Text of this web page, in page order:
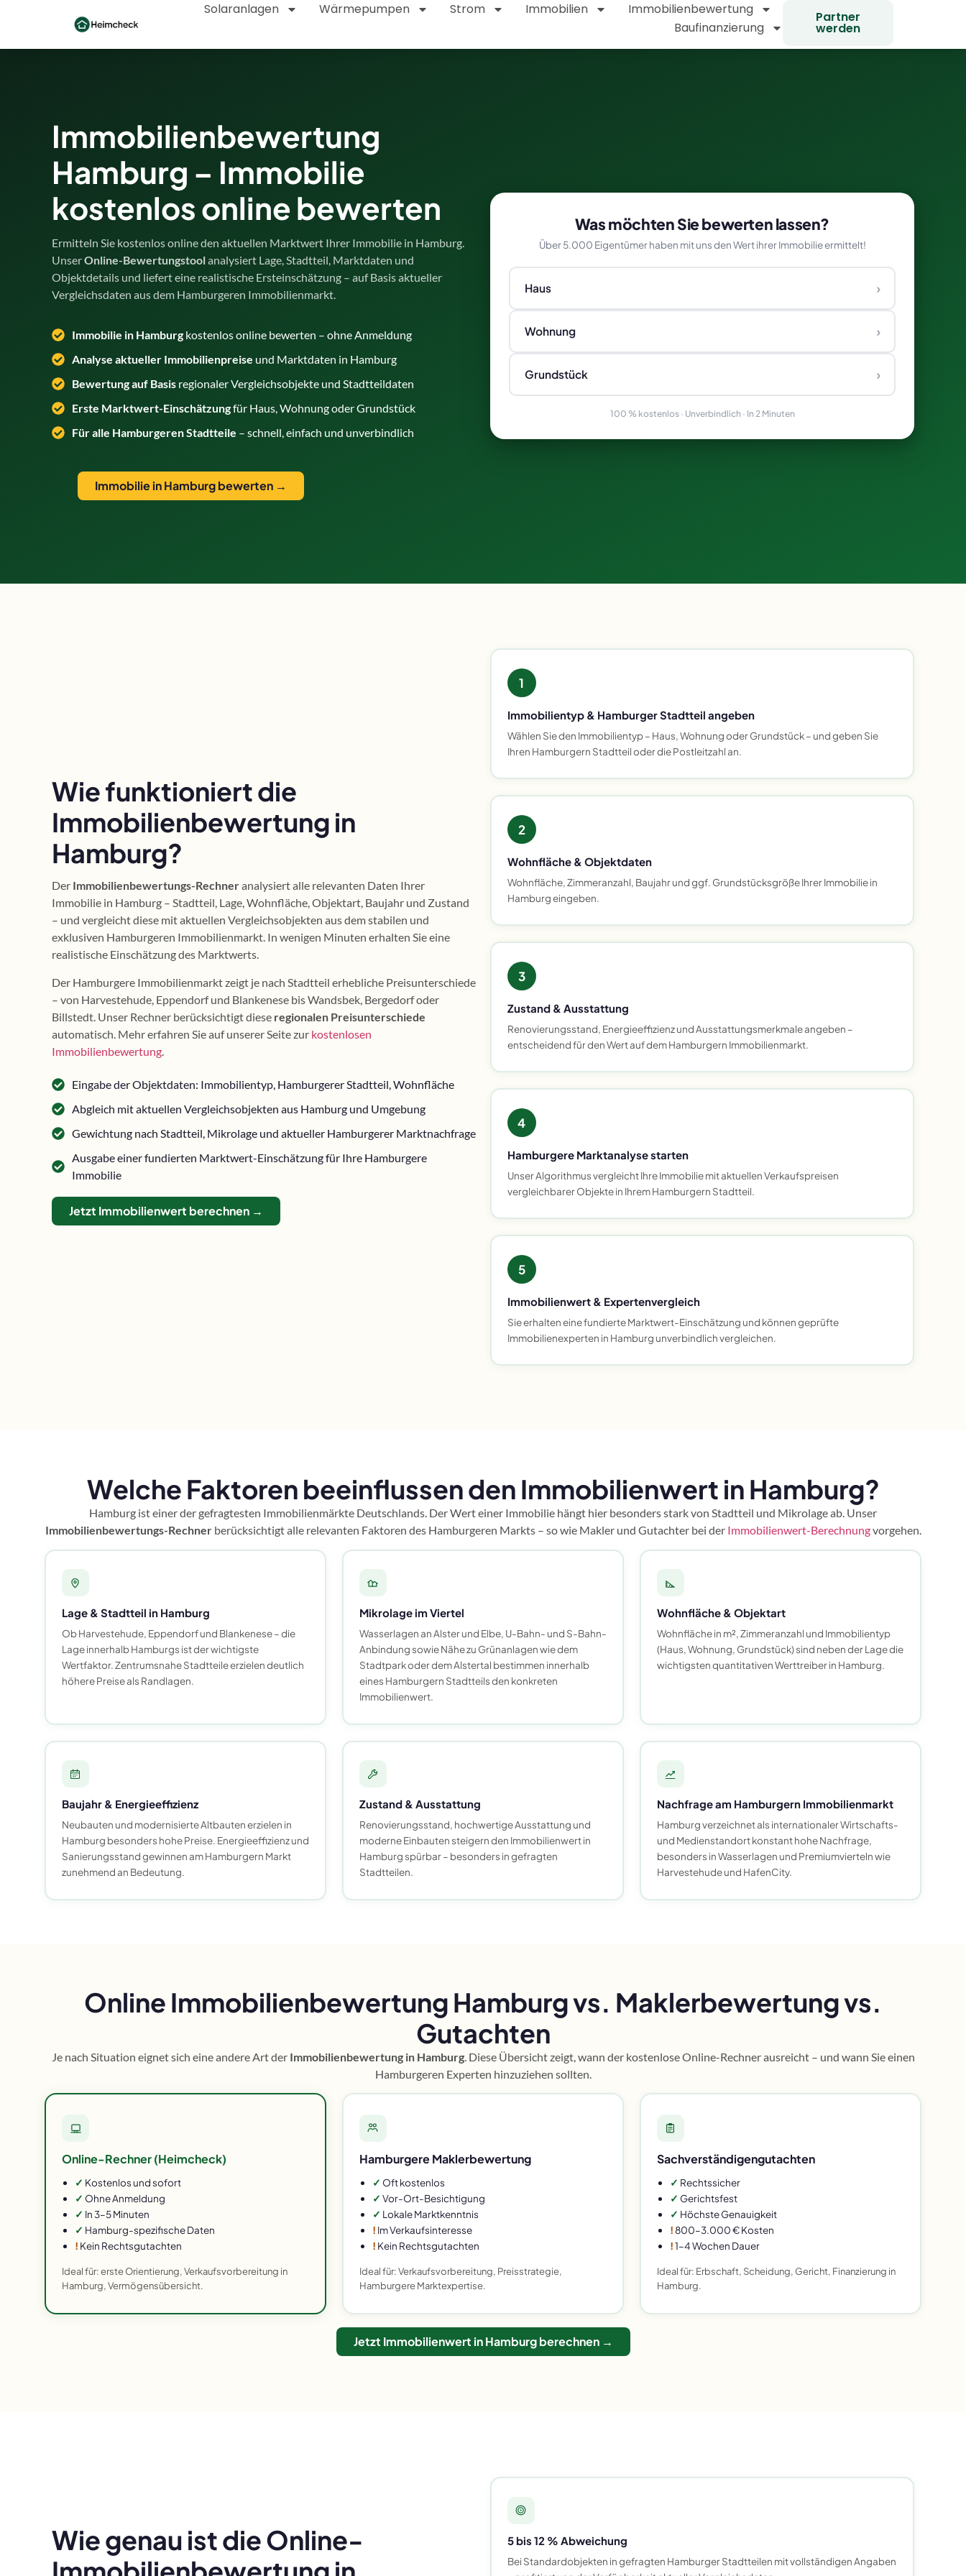
Solaranlagen Wärmepumpen Strom Immobilien
Immobilienbewertung
Baufinanzierung
Partner
werden
Immobilienbewertung
Hamburg – Immobilie
kostenlos online bewerten
Ermitteln Sie kostenlos online den aktuellen Marktwert Ihrer Immobilie in Hamburg.
UnserOnline-Bewertungstoolanalysiert Lage, Stadtteil, Marktdaten und
Objektdetails und liefert eine realistische Ersteinschätzung – auf Basis aktueller
Vergleichsdaten aus dem Hamburgeren Immobilienmarkt.
Immobilie in Hamburgkostenlos online bewerten – ohne Anmeldung
Analyse aktueller Immobilienpreise und Marktdaten in Hamburg
Bewertung auf Basisregionaler Vergleichsobjekte und Stadtteildaten
Erste Marktwert-Einschätzungfür Haus, Wohnung oder Grundstück
Für alle Hamburgeren Stadtteile – schnell, einfach und unverbindlich
Immobilie in Hamburg bewerten →
Was möchten Sie bewerten lassen?
Über 5.000 Eigentümer haben mit uns den Wert ihrer Immobilie ermittelt!
Haus ›
Wohnung ›
Grundstück ›
100 % kostenlos · Unverbindlich · In 2 Minuten
Wie funktioniert die
Immobilienbewertung in
Hamburg?
Der Immobilienbewertungs-Rechneranalysiert alle relevanten Daten Ihrer
Immobilie in Hamburg – Stadtteil, Lage, Wohnfläche, Objektart, Baujahr und Zustand
– und vergleicht diese mit aktuellen Vergleichsobjekten aus dem stabilen und
exklusiven Hamburgeren Immobilienmarkt. In wenigen Minuten erhalten Sie eine
realistische Einschätzung des Marktwerts.
Der Hamburgere Immobilienmarkt zeigt je nach Stadtteil erhebliche Preisunterschiede
– von Harvestehude, Eppendorf und Blankenese bis Wandsbek, Bergedorf oder
Billstedt. Unser Rechner berücksichtigt diese regionalen Preisunterschiede
automatisch. Mehr erfahren Sie auf unserer Seite zur kostenlosen
Immobilienbewertung.
Eingabe der Objektdaten: Immobilientyp, Hamburgerer Stadtteil, Wohnfläche
Abgleich mit aktuellen Vergleichsobjekten aus Hamburg und Umgebung
Gewichtung nach Stadtteil, Mikrolage und aktueller Hamburgerer Marktnachfrage
Ausgabe einer fundierten Marktwert-Einschätzung für Ihre Hamburgere
Immobilie
Jetzt Immobilienwert berechnen →
1
Immobilientyp & Hamburger Stadtteil angeben
Wählen Sie den Immobilientyp – Haus, Wohnung oder Grundstück – und geben Sie
Ihren Hamburgern Stadtteil oder die Postleitzahl an.
2
Wohnfläche & Objektdaten
Wohnfläche, Zimmeranzahl, Baujahr und ggf. Grundstücksgröße Ihrer Immobilie in
Hamburg eingeben.
3
Zustand & Ausstattung
Renovierungsstand, Energieeffizienz und Ausstattungsmerkmale angeben –
entscheidend für den Wert auf dem Hamburgern Immobilienmarkt.
4
Hamburgere Marktanalyse starten
Unser Algorithmus vergleicht Ihre Immobilie mit aktuellen Verkaufspreisen
vergleichbarer Objekte in Ihrem Hamburgern Stadtteil.
5
Immobilienwert & Expertenvergleich
Sie erhalten eine fundierte Marktwert-Einschätzung und können geprüfte
Immobilienexperten in Hamburg unverbindlich vergleichen.
Welche Faktoren beeinflussen den Immobilienwert in Hamburg?
Hamburg ist einer der gefragtesten Immobilienmärkte Deutschlands. Der Wert einer Immobilie hängt hier besonders stark von Stadtteil und Mikrolage ab. Unser
Immobilienbewertungs-Rechnerberücksichtigt alle relevanten Faktoren des Hamburgeren Markts – so wie Makler und Gutachter bei der Immobilienwert-Berechnungvorgehen.
Lage & Stadtteil in Hamburg
Ob Harvestehude, Eppendorf und Blankenese – die
Lage innerhalb Hamburgs ist der wichtigste
Wertfaktor. Zentrumsnahe Stadtteile erzielen deutlich
höhere Preise als Randlagen.
Mikrolage im Viertel
Wasserlagen an Alster und Elbe, U-Bahn- und S-Bahn-
Anbindung sowie Nähe zu Grünanlagen wie dem
Stadtpark oder dem Alstertal bestimmen innerhalb
eines Hamburgern Stadtteils den konkreten
Immobilienwert.
Wohnfläche & Objektart
Wohnfläche in m², Zimmeranzahl und Immobilientyp
(Haus, Wohnung, Grundstück) sind neben der Lage die
wichtigsten quantitativen Werttreiber in Hamburg.
Baujahr & Energieeffizienz
Neubauten und modernisierte Altbauten erzielen in
Hamburg besonders hohe Preise. Energieeffizienz und
Sanierungsstand gewinnen am Hamburgern Markt
zunehmend an Bedeutung.
Zustand & Ausstattung
Renovierungsstand, hochwertige Ausstattung und
moderne Einbauten steigern den Immobilienwert in
Hamburg spürbar – besonders in gefragten
Stadtteilen.
Nachfrage am Hamburgern Immobilienmarkt
Hamburg verzeichnet als internationaler Wirtschafts-
und Medienstandort konstant hohe Nachfrage,
besonders in Wasserlagen und Premiumvierteln wie
Harvestehude und HafenCity.
Online Immobilienbewertung Hamburg vs. Maklerbewertung vs.
Gutachten
Je nach Situation eignet sich eine andere Art der Immobilienbewertung in Hamburg. Diese Übersicht zeigt, wann der kostenlose Online-Rechner ausreicht – und wann Sie einen
Hamburgeren Experten hinzuziehen sollten.
Online-Rechner (Heimcheck)
✓ Kostenlos und sofort
✓ Ohne Anmeldung
✓ In 3–5 Minuten
✓ Hamburg-spezifische Daten
! Kein Rechtsgutachten
Ideal für: erste Orientierung, Verkaufsvorbereitung in
Hamburg, Vermögensübersicht.
Hamburgere Maklerbewertung
✓ Oft kostenlos
✓ Vor-Ort-Besichtigung
✓ Lokale Marktkenntnis
! Im Verkaufsinteresse
! Kein Rechtsgutachten
Ideal für: Verkaufsvorbereitung, Preisstrategie,
Hamburgere Marktexpertise.
Sachverständigengutachten
✓ Rechtssicher
✓ Gerichtsfest
✓ Höchste Genauigkeit
! 800–3.000 € Kosten
!1–4 Wochen Dauer
Ideal für: Erbschaft, Scheidung, Gericht, Finanzierung in
Hamburg.
Jetzt Immobilienwert in Hamburg berechnen →
Wie genau ist die Online-
5 bis 12 % Abweichung
Bei Standardobjekten in gefragten Hamburger Stadtteilen mit vollständigen Angaben